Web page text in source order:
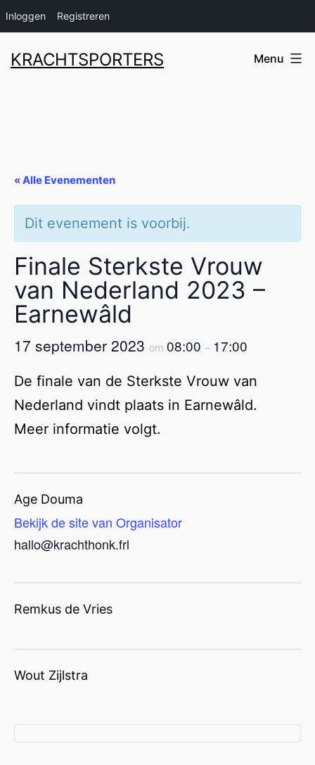
Inloggen Registreren
naar
KRACHTSPORTERS Menu
« Alle Evenementen
Dit evenement is voorbij.
Finale Sterkste Vrouw
van Nederland 2023 –
Earnewâld
17 september 2023 om 08:00 – 17:00
De finale van de Sterkste Vrouw van
Nederland vindt plaats in Earnewâld.
Meer informatie volgt.
Age Douma
Bekijk de site van Organisator
hallo@krachthonk.frl
Remkus de Vries
Wout Zijlstra